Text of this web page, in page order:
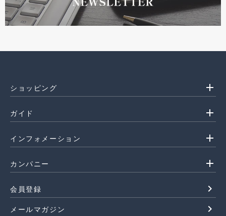
ショッピング add
ガイド add
インフォメーション add
カンパニー add
会員登録 navigate_next
メールマガジン navigate_next